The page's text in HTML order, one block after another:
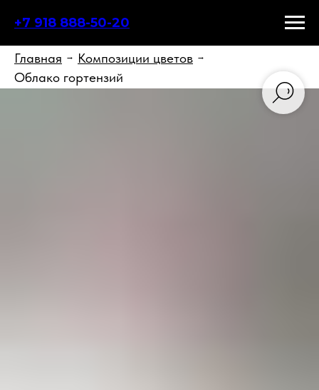
+7 918 888-50-20
Главная → Композиции цветов →
Облако гортензий